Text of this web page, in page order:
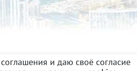
и даю своё согласие